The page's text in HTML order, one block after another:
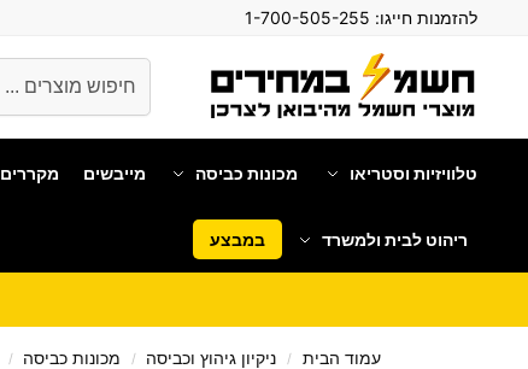
להזמנות חייגו:
טלוויזיות וסטריאו מכונות כביסה מייבשים מקררים
ריהוט לבית ולמשרד במבצע
עמוד הבית / ניקיון גיהוץ וכביסה / מכונות כביסה /